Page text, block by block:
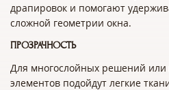
драпировок и помогают
сложной геометрии окна.
ПРОЗРАЧНОСТЬ
Для многослойных решений
элементов подойдут легкие